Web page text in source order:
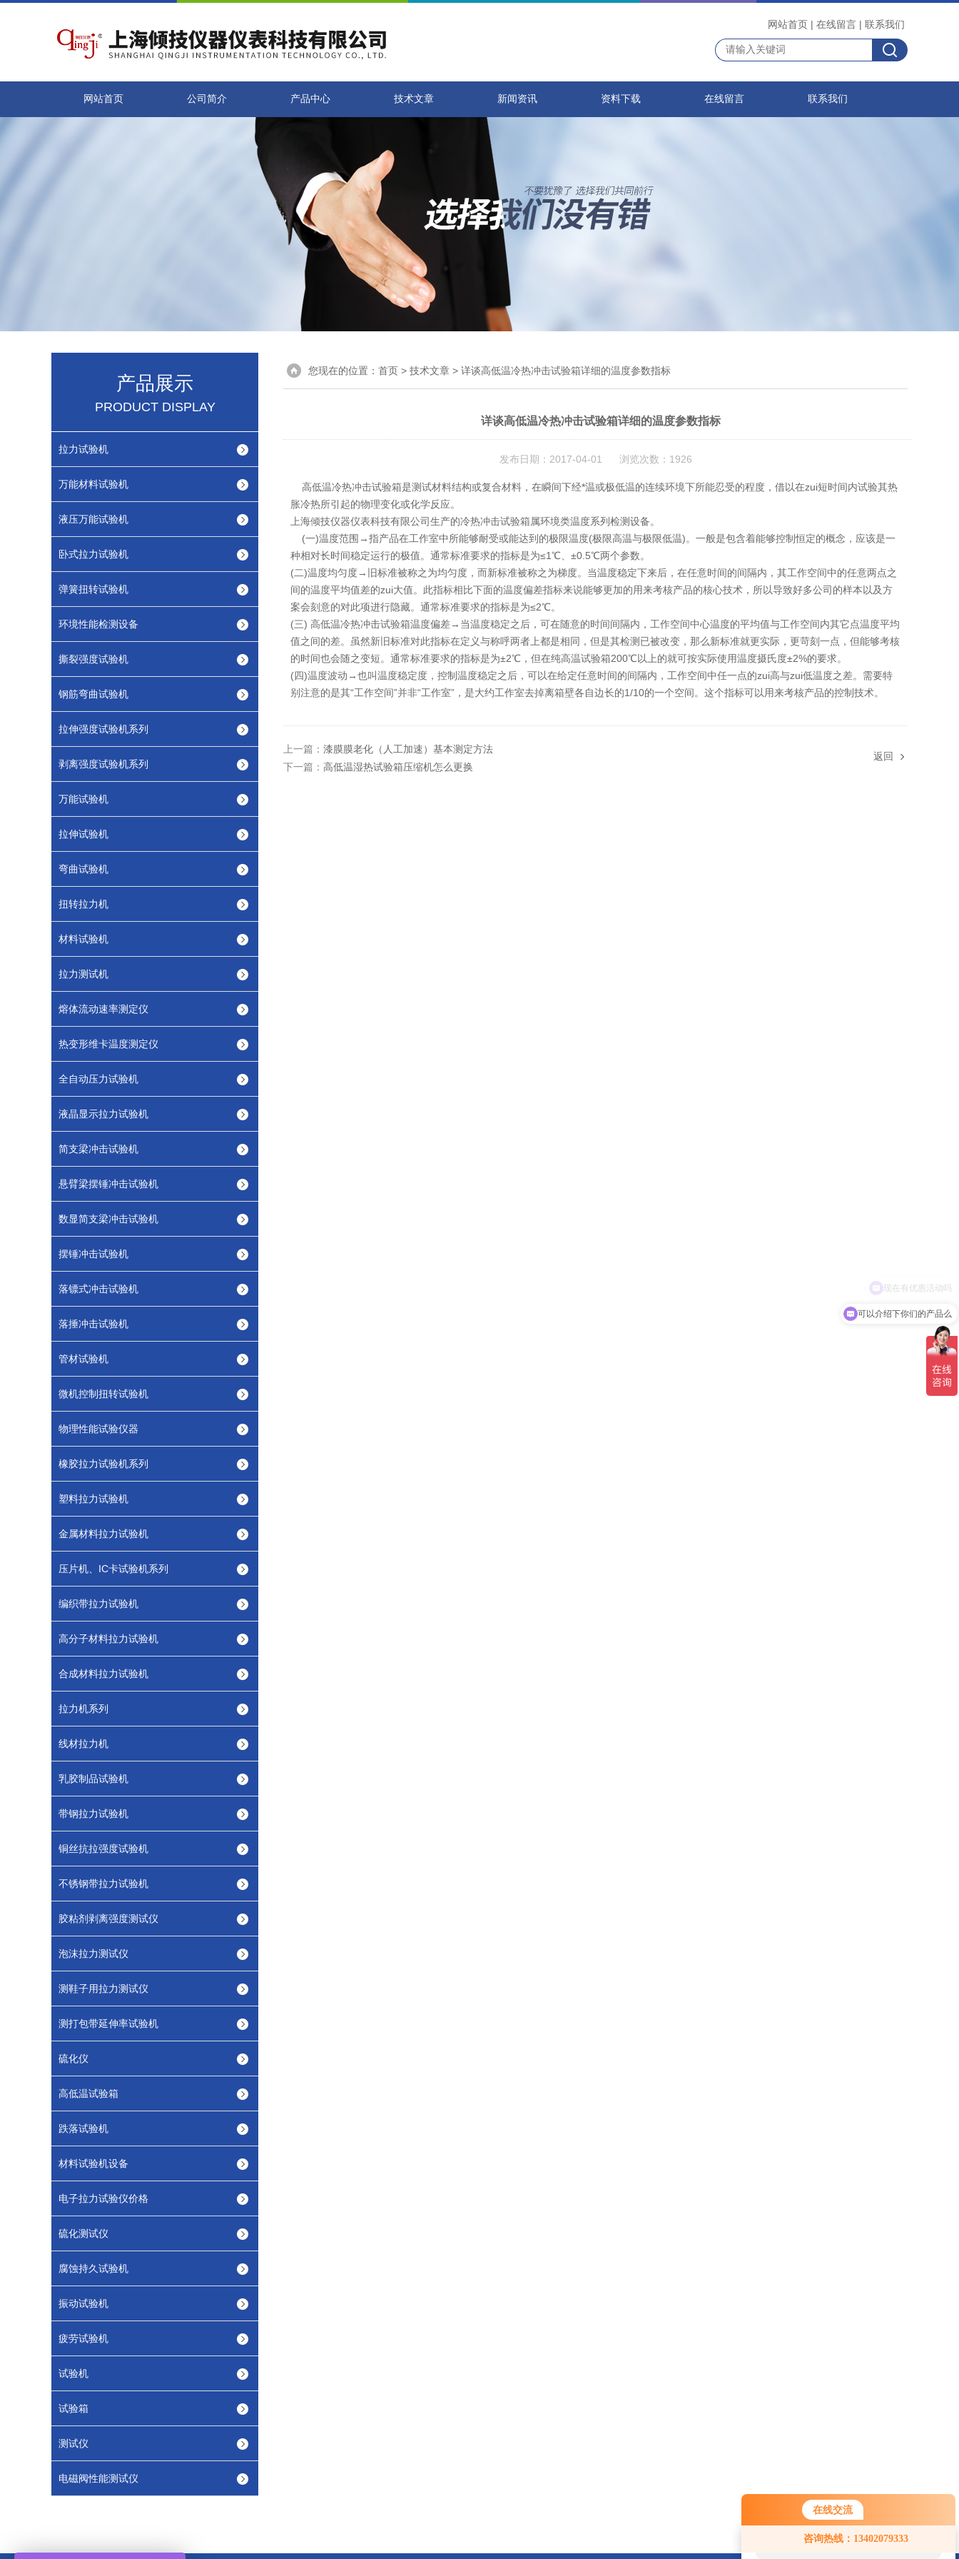
在线交流
咨询热线：13402079333
您好！欢迎前来咨询，很高兴为您
服务，请问您要咨询什么问题呢？
网站首页 | 在线留言 | 联系我们
网站首页 公司简介 产品中心 技术文章 新闻资讯 资料下载 在线留言 联系我们
产品展示
PRODUCT DISPLAY
拉力试验机
万能材料试验机
液压万能试验机
卧式拉力试验机
弹簧扭转试验机
环境性能检测设备
撕裂强度试验机
钢筋弯曲试验机
拉伸强度试验机系列
剥离强度试验机系列
万能试验机
拉伸试验机
弯曲试验机
扭转拉力机
材料试验机
拉力测试机
熔体流动速率测定仪
热变形维卡温度测定仪
全自动压力试验机
液晶显示拉力试验机
简支梁冲击试验机
悬臂梁摆锤冲击试验机
数显简支梁冲击试验机
摆锤冲击试验机
落镖式冲击试验机
落捶冲击试验机
管材试验机
微机控制扭转试验机
物理性能试验仪器
橡胶拉力试验机系列
塑料拉力试验机
金属材料拉力试验机
压片机、IC卡试验机系列
编织带拉力试验机
高分子材料拉力试验机
合成材料拉力试验机
拉力机系列
线材拉力机
乳胶制品试验机
带钢拉力试验机
铜丝抗拉强度试验机
不锈钢带拉力试验机
胶粘剂剥离强度测试仪
泡沫拉力测试仪
测鞋子用拉力测试仪
测打包带延伸率试验机
硫化仪
高低温试验箱
跌落试验机
材料试验机设备
电子拉力试验仪价格
硫化测试仪
腐蚀持久试验机
振动试验机
疲劳试验机
试验机
试验箱
测试仪
电磁阀性能测试仪
您现在的位置： 首页 > 技术文章 > 详谈高低温冷热冲击试验箱详细的温度参数指标
详谈高低温冷热冲击试验箱详细的温度参数指标
发布日期：2017-04-01 浏览次数：1926
高低温冷热冲击试验箱是测试材料结构或复合材料，在瞬间下经*温或极低温的连续环境下所能忍受的程度，借以在zui短时间内试验其热
胀冷热所引起的物理变化或化学反应。
上海倾技仪器仪表科技有限公司生产的冷热冲击试验箱属环境类温度系列检测设备。
(一)温度范围→指产品在工作室中所能够耐受或能达到的极限温度(极限高温与极限低温)。一般是包含着能够控制恒定的概念，应该是一
种相对长时间稳定运行的极值。通常标准要求的指标是为≤1℃、±0.5℃两个参数。
(二)温度均匀度→旧标准被称之为均匀度，而新标准被称之为梯度。当温度稳定下来后，在任意时间的间隔内，其工作空间中的任意两点之
间的温度平均值差的zui大值。此指标相比下面的温度偏差指标来说能够更加的用来考核产品的核心技术，所以导致好多公司的样本以及方
案会刻意的对此项进行隐藏。通常标准要求的指标是为≤2℃。
(三) 高低温冷热冲击试验箱温度偏差→当温度稳定之后，可在随意的时间间隔内，工作空间中心温度的平均值与工作空间内其它点温度平均
值之间的差。虽然新旧标准对此指标在定义与称呼两者上都是相同，但是其检测已被改变，那么新标准就更实际，更苛刻一点，但能够考核
的时间也会随之变短。通常标准要求的指标是为±2℃，但在纯高温试验箱200℃以上的就可按实际使用温度摄氏度±2%的要求。
(四)温度波动→也叫温度稳定度，控制温度稳定之后，可以在给定任意时间的间隔内，工作空间中任一点的zui高与zui低温度之差。需要特
别注意的是其“工作空间”并非“工作室”，是大约工作室去掉离箱壁各自边长的1/10的一个空间。这个指标可以用来考核产品的控制技术。
上一篇： 漆膜膜老化（人工加速）基本测定方法
下一篇： 高低温湿热试验箱压缩机怎么更换
返回
可以介绍下你们的产品么